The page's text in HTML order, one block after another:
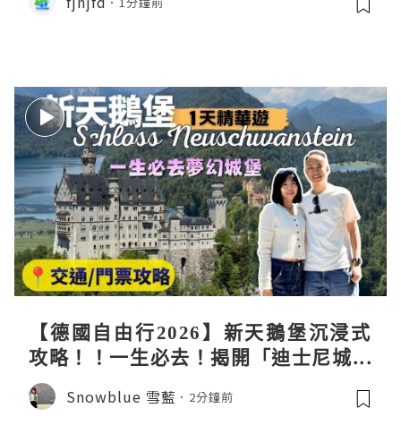
【德國自由行2026】新天鵝堡沉浸式
攻略！！一生必去！揭開「迪士尼城堡
原型」的極致奢華與孤獨 Schloss Ne
uschwanstein
Snowblue 雪藍 2分鐘前